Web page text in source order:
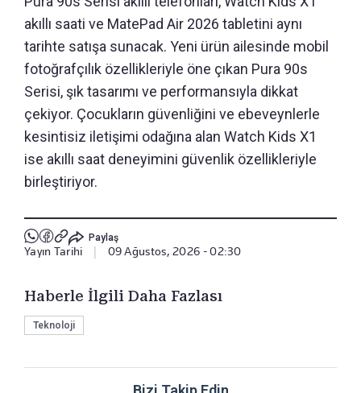
akıllı saati ve MatePad Air 2026 tabletini aynı
tarihte satışa sunacak. Yeni ürün ailesinde mobil
fotoğrafçılık özellikleriyle öne çıkan Pura 90s
Serisi, şık tasarımı ve performansıyla dikkat
çekiyor. Çocukların güvenliğini ve ebeveynlerle
kesintisiz iletişimi odağına alan Watch Kids X1
ise akıllı saat deneyimini güvenlik özellikleriyle
birleştiriyor.
Paylaş
Yayın Tarihi 09 Ağustos, 2026 - 02:30
Haberle İlgili Daha Fazlası
Teknoloji